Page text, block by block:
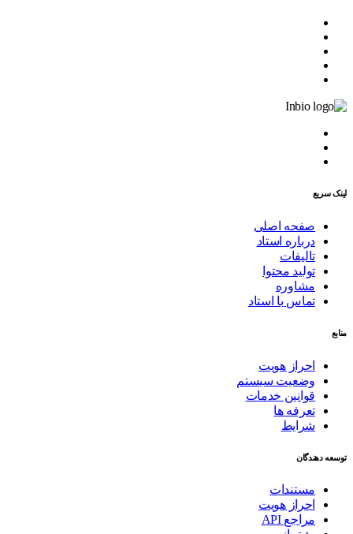
لینک سریع
صفحه اصلی
درباره استاد
تالیفات
تولید محتوا
مشاوره
تماس با استاد
منابع
احراز هویت
وضعیت سیستم
قوانین خدمات
تعرفه ها
شرایط
توسعه دهندگان
مستندات
احراز هویت
مراجع API